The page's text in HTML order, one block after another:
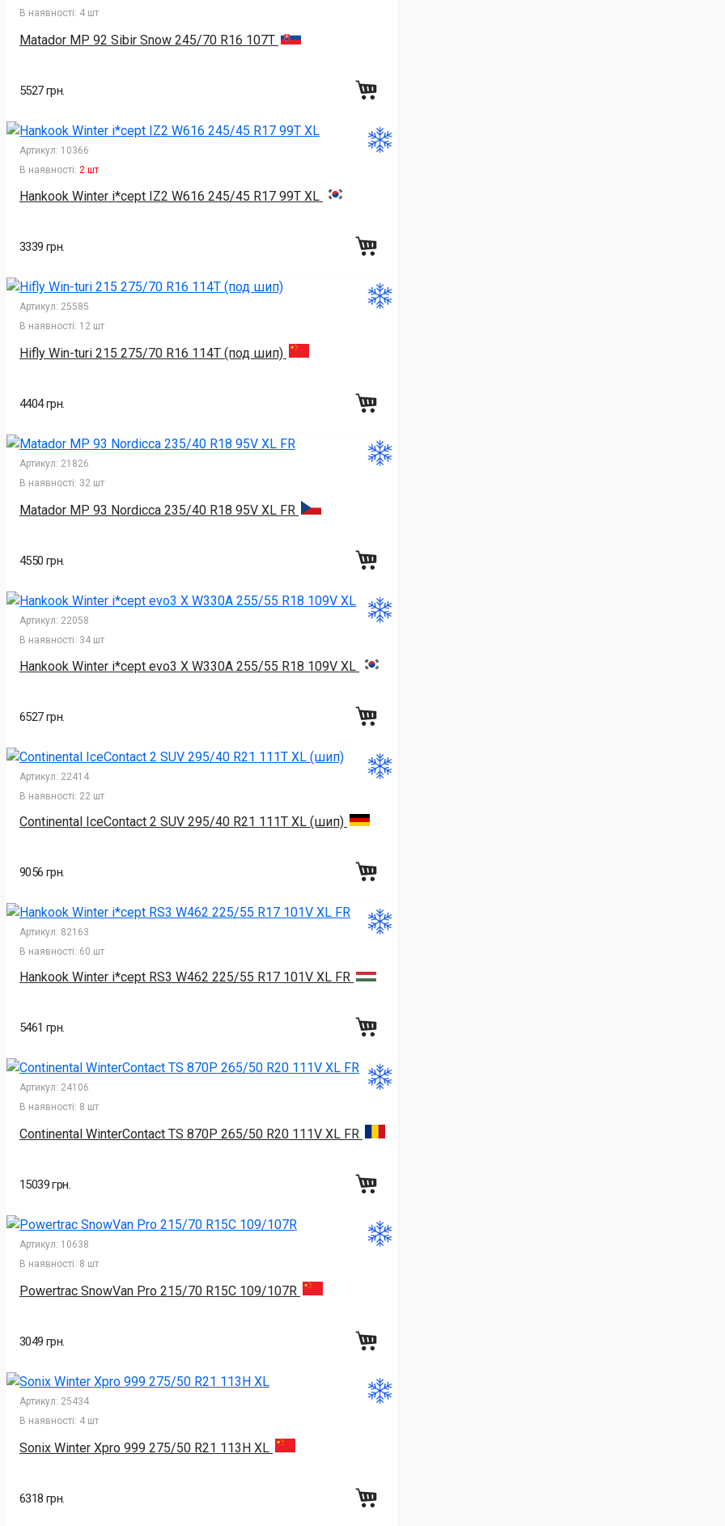
В наявності: 4 шт
Matador MP 92 Sibir Snow 245/70 R16 107T
5527 грн.
Артикул: 10366
В наявності: 2 шт
Hankook Winter i*cept IZ2 W616 245/45 R17 99T XL
3339 грн.
Артикул: 25585
В наявності: 12 шт
Hifly Win-turi 215 275/70 R16 114T (под шип)
4404 грн.
Артикул: 21826
В наявності: 32 шт
Matador MP 93 Nordicca 235/40 R18 95V XL FR
4550 грн.
Артикул: 22058
В наявності: 34 шт
Hankook Winter i*cept evo3 X W330A 255/55 R18 109V XL
6527 грн.
Артикул: 22414
В наявності: 22 шт
Continental IceContact 2 SUV 295/40 R21 111T XL (шип)
9056 грн.
Артикул: 82163
В наявності: 60 шт
Hankook Winter i*cept RS3 W462 225/55 R17 101V XL FR
5461 грн.
Артикул: 24106
В наявності: 8 шт
Continental WinterContact TS 870P 265/50 R20 111V XL FR
15039 грн.
Артикул: 10638
В наявності: 8 шт
Powertrac SnowVan Pro 215/70 R15C 109/107R
3049 грн.
Артикул: 25434
В наявності: 4 шт
Sonix Winter Xpro 999 275/50 R21 113H XL
6318 грн.